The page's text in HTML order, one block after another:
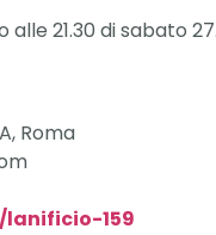
alle 21.30 di sabato
Roma
159